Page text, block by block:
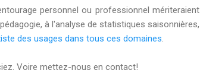
personnel ou professionnel mériteraient
à l'analyse de statistiques saisonnières,
des usages dans tous ces domaines.
Voire mettez-nous en contact!